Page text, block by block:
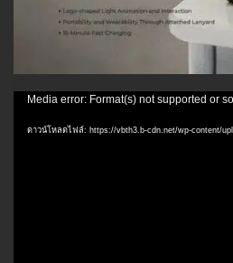
Media error: Format(s) not supported or
ดาวน์โหลดไฟล์: https://vbth3.b-cdn.net/wp-content/